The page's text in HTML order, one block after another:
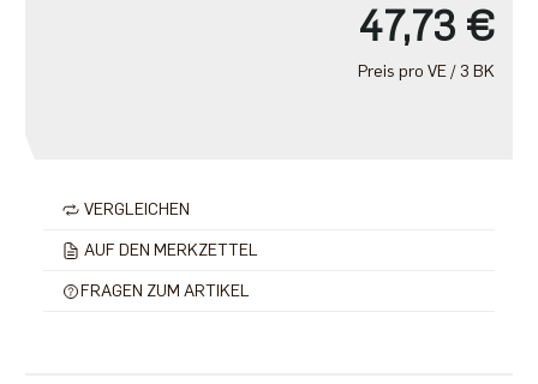
47,73 €
Preis pro VE / 3 BK
VERGLEICHEN
AUF DEN MERKZETTEL
FRAGEN ZUM ARTIKEL